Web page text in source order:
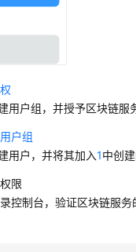
用户组，并授予区块链服
户组
用户，并将其加入1中创建
限
控制台，验证区块链服务